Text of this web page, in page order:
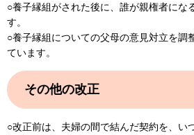
○養子縁組がされた後に、誰が親権者にな
す。
○養子縁組についての父母の意見対立を調
ています。
その他の改正
○改正前は、夫婦の間で結んだ契約を、い